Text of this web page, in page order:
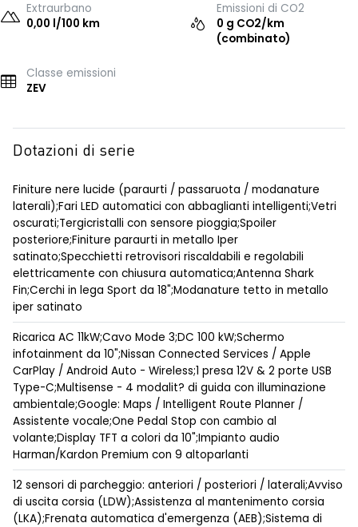
Extraurbano
0,00 l/100 km
Emissioni di CO2
0 g CO2/km
(combinato)
Classe emissioni
ZEV
Dotazioni di serie
Finiture nere lucide (paraurti / passaruota / modanature
laterali);Fari LED automatici con abbaglianti intelligenti;Vetri
oscurati;Tergicristalli con sensore pioggia;Spoiler
posteriore;Finiture paraurti in metallo Iper
satinato;Specchietti retrovisori riscaldabili e regolabili
elettricamente con chiusura automatica;Antenna Shark
Fin;Cerchi in lega Sport da 18";Modanature tetto in metallo
iper satinato
Ricarica AC 11kW;Cavo Mode 3;DC 100 kW;Schermo
infotainment da 10";Nissan Connected Services / Apple
CarPlay / Android Auto - Wireless;1 presa 12V & 2 porte USB
Type-C;Multisense - 4 modalit? di guida con illuminazione
ambientale;Google: Maps / Intelligent Route Planner /
Assistente vocale;One Pedal Stop con cambio al
volante;Display TFT a colori da 10";Impianto audio
Harman/Kardon Premium con 9 altoparlanti
12 sensori di parcheggio: anteriori / posteriori / laterali;Avviso
di uscita corsia (LDW);Assistenza al mantenimento corsia
(LKA);Frenata automatica d'emergenza (AEB);Sistema di